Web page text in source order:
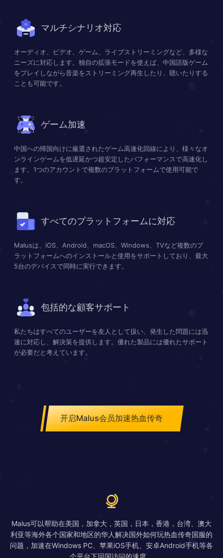
マルチシナリオ対応
オーディオ、ビデオ、ゲーム、ライブストリーミングなど、多様な
ニーズに対応します。独自の拡張モードを使えば、中国語版ゲーム
をプレイしながら音楽をストリーミング再生したり、聴いたりする
ことも可能です。
ゲーム加速
中国への帰国向けに厳選されたゲーム高速化回線により、様々なオ
ンラインゲームを低遅延かつ超安定したパフォーマンスで高速化し
ます。1つのアカウントで複数のプラットフォームで使用可能で
す。
すべてのプラットフォームに対応
Malusは、iOS、Android、macOS、Windows、TVなど複数のプ
ラットフォームへのインストールと使用をサポートしており、最大
5台のデバイスで同時に実行できます。
包括的な顧客サポート
私たちはすべてのユーザーを友人として扱い、発生した問題には迅
速に対応し、解決策を提供します。優れた製品には優れたサポート
が必要だと考えています。
开启Malus会员加速热血传奇
Malus可以帮助在美国，加拿大，英国，日本，香港，台湾、澳大
利亚等海外各个国家和地区的华人解决国外如何玩热血传奇国服的
问题，加速在Windows PC、苹果iOS手机、安卓Android手机等各
个平台下回国访问的速度。